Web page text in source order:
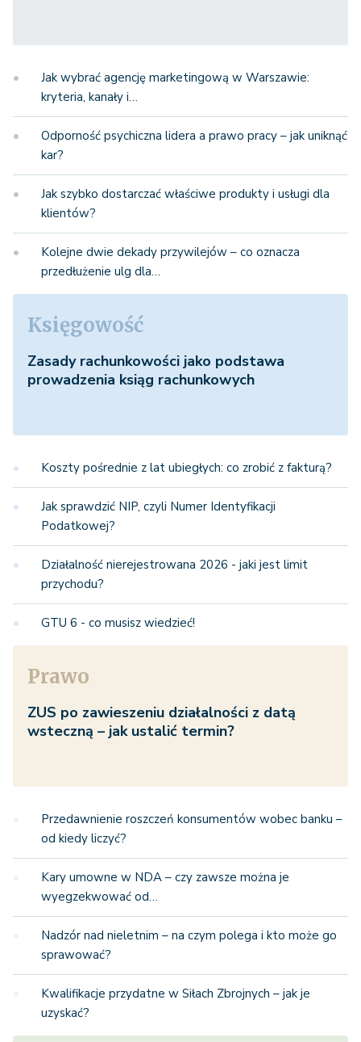
Jak wybrać agencję marketingową w Warszawie:
kryteria, kanały i…
Odporność psychiczna lidera a prawo pracy – jak uniknąć
kar?
Jak szybko dostarczać właściwe produkty i usługi dla
klientów?
Kolejne dwie dekady przywilejów – co oznacza
przedłużenie ulg dla…
Księgowość
Zasady rachunkowości jako podstawa
prowadzenia ksiąg rachunkowych
Koszty pośrednie z lat ubiegłych: co zrobić z fakturą?
Jak sprawdzić NIP, czyli Numer Identyfikacji
Podatkowej?
Działalność nierejestrowana 2026 - jaki jest limit
przychodu?
GTU 6 - co musisz wiedzieć!
Prawo
ZUS po zawieszeniu działalności z datą
wsteczną – jak ustalić termin?
Przedawnienie roszczeń konsumentów wobec banku –
od kiedy liczyć?
Kary umowne w NDA – czy zawsze można je
wyegzekwować od…
Nadzór nad nieletnim – na czym polega i kto może go
sprawować?
Kwalifikacje przydatne w Siłach Zbrojnych – jak je
uzyskać?